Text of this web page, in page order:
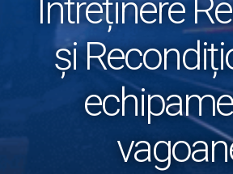
Întreținere
și